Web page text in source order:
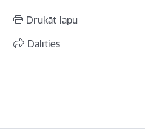
Drukāt lapu
Dalīties